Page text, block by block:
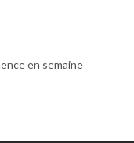
en semaine